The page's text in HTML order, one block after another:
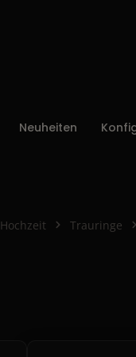
Neuheiten
Hochzeit Trauringe